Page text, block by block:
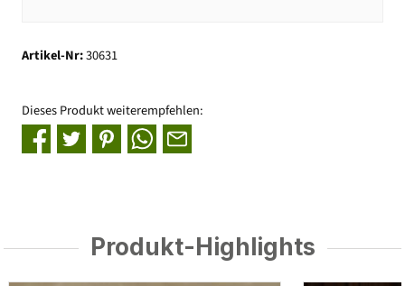
Artikel-Nr:30631
Dieses Produkt weiterempfehlen:
Produkt-Highlights